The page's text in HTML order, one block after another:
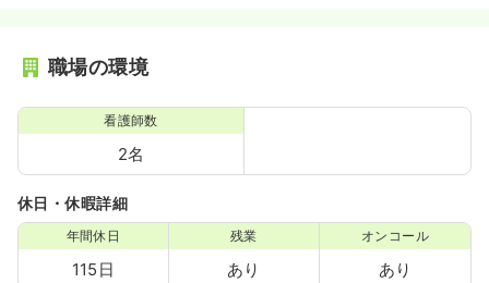
職場の環境
看護師数
2名
休日・休暇詳細
年間休日
115日
残業
あり
オンコール
あり